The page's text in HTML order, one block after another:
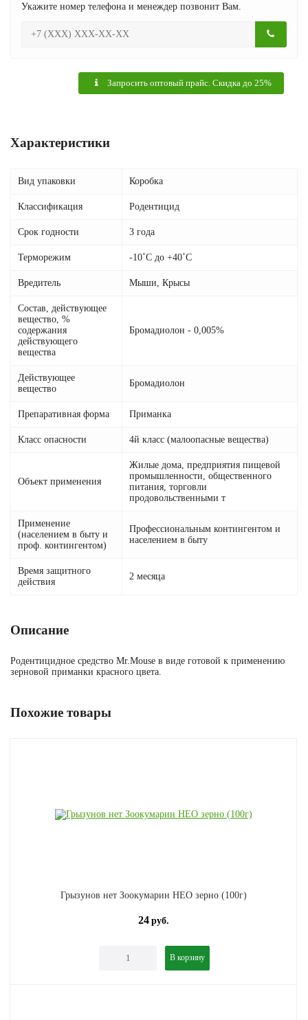
Укажите номер телефона и менеждер позвонит Вам.
Запросить оптовый прайс. Скидка до 25%
Характеристики
Вид упаковки Коробка
Классификация Родентицид
Срок годности 3 года
Терморежим -10˚С до +40˚С
Вредитель Мыши, Крысы
Состав, действующее
вещество, %
содержания
действующего
вещества
Бромадиолон - 0,005%
Действующее
вещество
Бромадиолон
Препаративная форма Приманка
Класс опасности 4й класс (малоопасные вещества)
Объект применения
Жилые дома, предприятия пищевой
промышленности, общественного
питания, торговли
продовольственными т
Применение
(населением в быту и
проф. контингентом)
Профессиональным контингентом и
населением в быту
Время защитного
действия
2 месяца
Описание
Родентицидное средство Mr.Mouse в виде готовой к применению
зерновой приманки красного цвета.
Похожие товары
Грызунов нет Зоокумарин НЕО зерно (100г)
24 руб.
В корзину